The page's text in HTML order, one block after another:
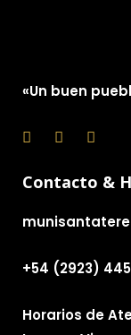
«Un buen
Contacto &
+54 (2923)
Horarios de